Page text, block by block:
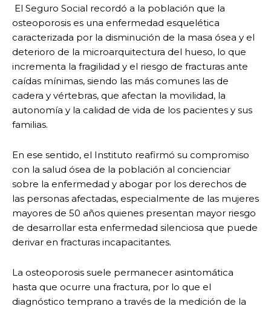
El Seguro Social recordó a la población que la
osteoporosis es una enfermedad esquelética
caracterizada por la disminución de la masa ósea y el
deterioro de la microarquitectura del hueso, lo que
incrementa la fragilidad y el riesgo de fracturas ante
caídas mínimas, siendo las más comunes las de
cadera y vértebras, que afectan la movilidad, la
autonomía y la calidad de vida de los pacientes y sus
familias.
En ese sentido, el Instituto reafirmó su compromiso
con la salud ósea de la población al concienciar
sobre la enfermedad y abogar por los derechos de
las personas afectadas, especialmente de las mujeres
mayores de 50 años quienes presentan mayor riesgo
de desarrollar esta enfermedad silenciosa que puede
derivar en fracturas incapacitantes.
La osteoporosis suele permanecer asintomática
hasta que ocurre una fractura, por lo que el
diagnóstico temprano a través de la medición de la